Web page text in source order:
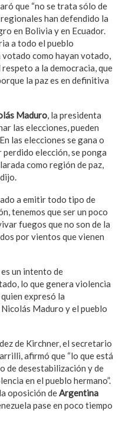
que “no se trata sólo de
han defendido la
en Bolivia y en Ecuador.
a todo el pueblo
como hayan votado,
a la democracia, que
la paz es en definitiva
Maduro, la presidenta
las elecciones, pueden
las elecciones se gana o
perdido elección, se ponga
como región de paz,
a emitir todo tipo de
tenemos que ser un poco
fuegos que no son de la
por vientos que vienen
un intento de
lo que genera violencia
expresó la
Maduro y el pueblo
de Kirchner, el secretario
afirmó que “lo que está
de desestabilización y de
en el pueblo hermano”.
oposición deArgentina
pase en poco tiempo